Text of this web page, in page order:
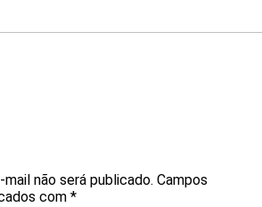
não será publicado. Campos
com *